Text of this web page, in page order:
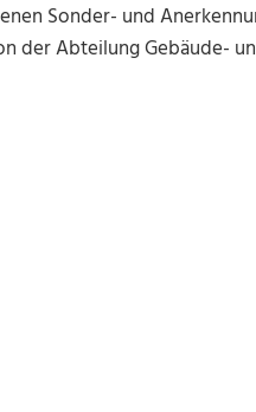
Sonder- und
der Abteilung Gebäude-